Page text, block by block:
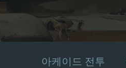
아케이드 전투